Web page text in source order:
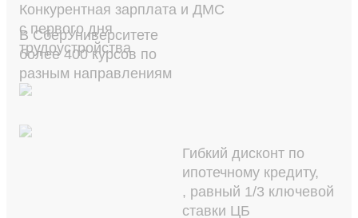
Конкурентная зарплата и ДМС
с первого дня
трудоустройства
В СберУниверситете
более 400 курсов по
разным направлениям
Гибкий дисконт по
ипотечному кредиту,
, равный 1/3 ключевой
ставки ЦБ